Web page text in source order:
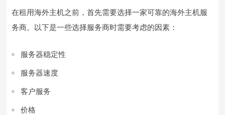
在租用海外主机之前，首先需要选择一家可靠的海外主机服
务商。以下是一些选择服务商时需要考虑的因素：
服务器稳定性
服务器速度
客户服务
价格